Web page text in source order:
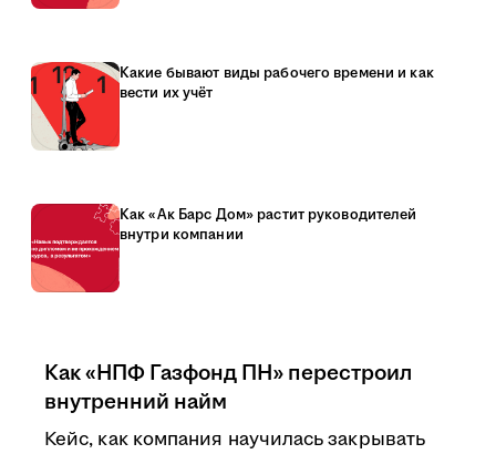
Какие бывают виды рабочего времени и как
вести их учёт
Как «Ак Барс Дом» растит руководителей
внутри компании
Как «НПФ Газфонд ПН» перестроил
внутренний найм
Кейс, как компания научилась закрывать